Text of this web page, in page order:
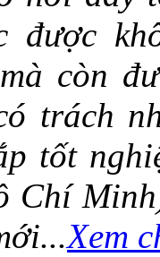
được
còn
trách
tốt
Chí
Xem